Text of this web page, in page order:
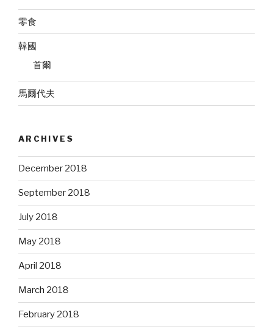
零食
韓國
首爾
馬爾代夫
ARCHIVES
December 2018
September 2018
July 2018
May 2018
April 2018
March 2018
February 2018